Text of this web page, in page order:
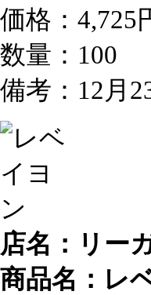
価格：4,725
数量：100
備考：12月
店名：リー
商品名：レ